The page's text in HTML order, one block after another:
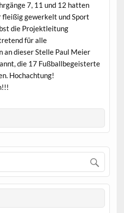
7, 11 und 12 hatten
gewerkelt und Sport
die Projektleitung
für alle
an dieser Stelle Paul Meier
die 17 Fußballbegeisterte
Hochachtung!